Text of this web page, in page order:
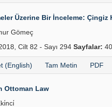
Üzerine Bir İnceleme: Çingiz
Gömeç
Cilt 82 - Sayı 294 Sayfalar:
(English) Tam Metin PDF
Ottoman Law